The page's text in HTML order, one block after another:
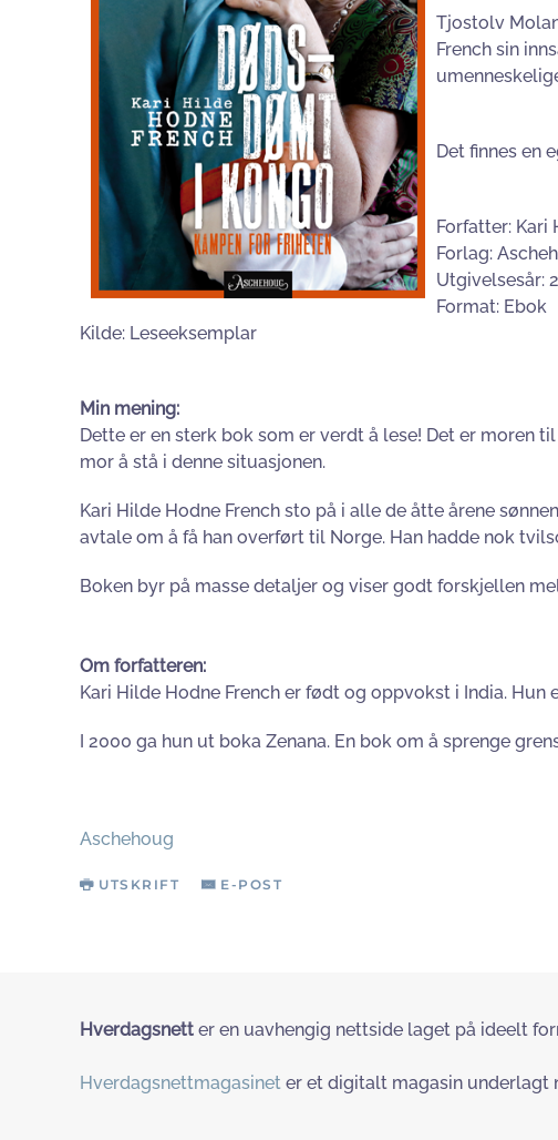
Tjostolv
French sin
Det finnes en
Forfatter: Kari
Forlag:
Utgivelsesår:
Format: Ebok
Kilde: Leseeksemplar
Min mening:
Dette er en sterk bok som er verdt å lese! Det er moren
mor å stå i denne situasjonen.
Kari Hilde Hodne French sto på i alle de åtte årene
avtale om å få han overført til Norge. Han hadde nok
Boken byr på masse detaljer og viser godt forskjellen
Om forfatteren:
Kari Hilde Hodne French er født og oppvokst i India.
I 2000 ga hun ut boka Zenana. En bok om å sprenge
Aschehoug
UTSKRIFT E-POST
Hverdagsnett er en uavhengig nettside laget på ideelt
Hverdagsnettmagasinet er et digitalt magasin underlagt